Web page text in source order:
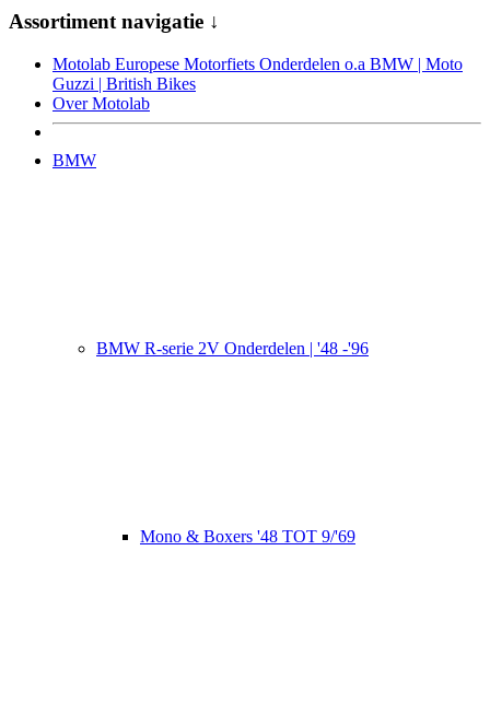
Assortiment navigatie ↓
Motolab Europese Motorfiets Onderdelen o.a BMW | Moto
Guzzi | British Bikes
Over Motolab
BMW
BMW R-serie 2V Onderdelen | '48 -'96
Mono & Boxers '48 TOT 9/'69